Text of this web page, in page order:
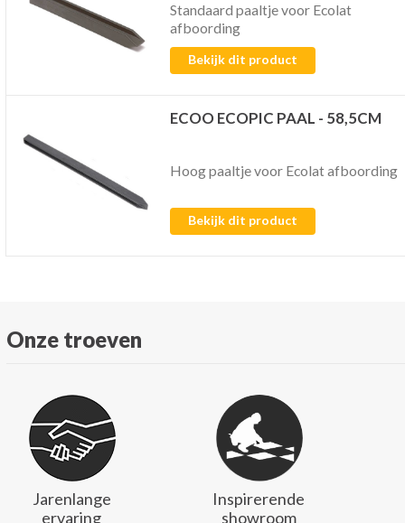
Standaard paaltje voor Ecolat
afboording
Bekijk dit product
ECOO ECOPIC PAAL - 58,5CM
Hoog paaltje voor Ecolat afboording
Bekijk dit product
Onze troeven
Jarenlange
ervaring
Inspirerende
showroom